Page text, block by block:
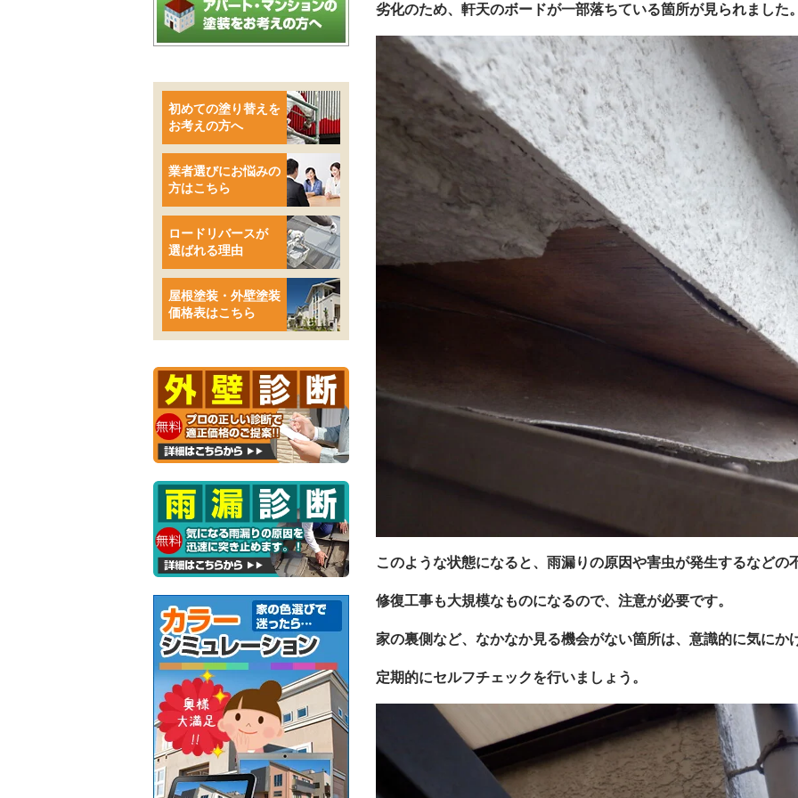
劣化のため、軒天のボードが一部落ちている箇所が見られました
このような状態になると、雨漏りの原因や害虫が発生するなどの
修復工事も大規模なものになるので、注意が必要です。
家の裏側など、なかなか見る機会がない箇所は、意識的に気にか
定期的にセルフチェックを行いましょう。
初めての塗り替えを
お考えの方へ
業者選びにお悩みの
方はこちら
ロードリバースが
選ばれる理由
屋根塗装・外壁塗装
価格表はこちら